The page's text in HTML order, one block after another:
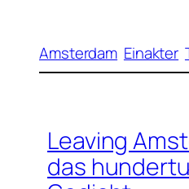
Amsterdam Einakter
Leaving
das